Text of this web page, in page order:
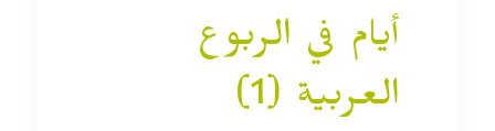
أيام في الربوع
العربية (1)